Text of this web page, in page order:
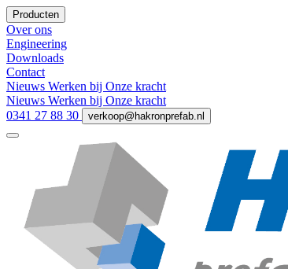
Producten
Over ons
Engineering
Downloads
Contact
Nieuws Werken bij Onze kracht
Nieuws Werken bij Onze kracht
0341 27 88 30
verkoop@hakronprefab.nl